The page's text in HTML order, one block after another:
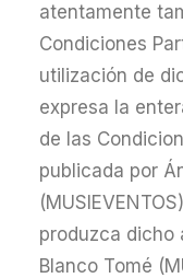
atentamente
Condiciones
utilización de
expresa la
de las
publicada por
produzca dicho
Blanco Tomé